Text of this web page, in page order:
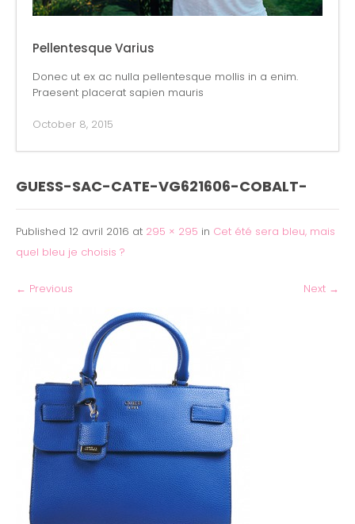
Pellentesque Varius
Donec ut ex ac nulla pellentesque mollis in a enim.
Praesent placerat sapien mauris
October 8, 2015
GUESS-SAC-CATE-VG621606-COBALT-
Published 12 avril 2016 at 295 × 295 in Cet été sera bleu, mais
quel bleu je choisis ?
← Previous Next →